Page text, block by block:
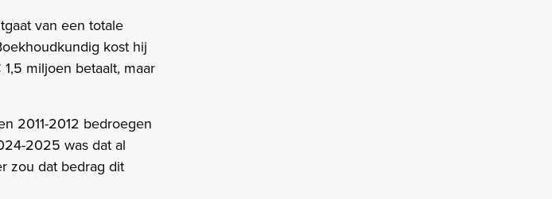
van een totale
kost hij
miljoen betaalt, maar
2011-2012 bedroegen
2025 was dat al
zou dat bedrag dit